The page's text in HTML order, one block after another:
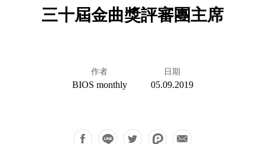
三十屆金曲獎評審團主席
作者
BIOS monthly
日期
05.09.2019